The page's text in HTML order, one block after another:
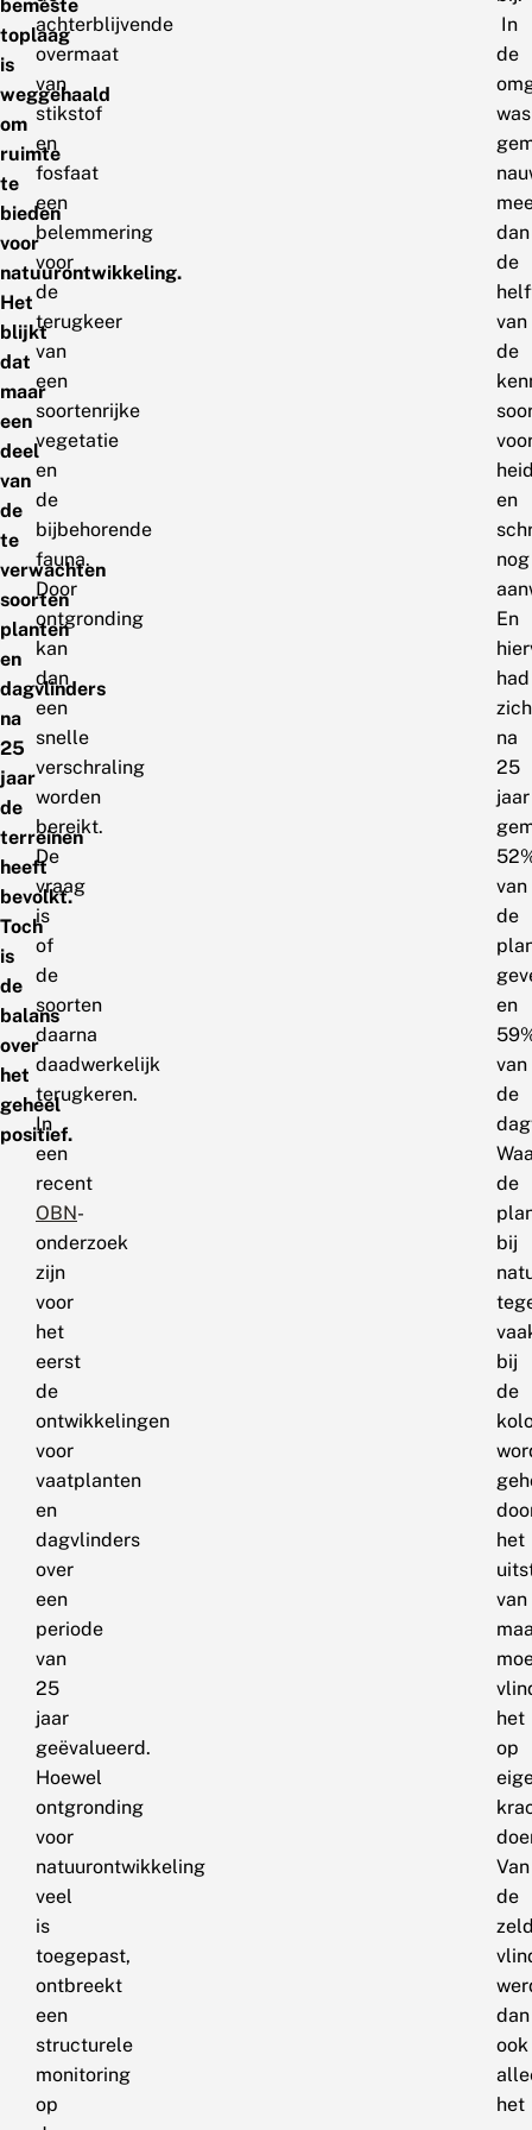
bemeste
toplaag
is
weggehaald
om
ruimte
te
bieden
voor
natuurontwikkeling.
Het
blijkt
dat
maar
een
deel
van
de
te
verwachten
soorten
planten
en
dagvlinders
na
25
jaar
de
terreinen
heeft
bevolkt.
Toch
is
de
balans
over
het
geheel
positief.
achterblijvende
overmaat
van
stikstof
en
fosfaat
een
belemmering
voor
de
terugkeer
van
een
soortenrijke
vegetatie
en
de
bijbehorende
fauna.
Door
ontgronding
kan
dan
een
snelle
verschraling
worden
bereikt.
De
vraag
is
of
de
soorten
daarna
daadwerkelijk
terugkeren.
In
een
recent
OBN-
onderzoek
zijn
voor
het
eerst
de
ontwikkelingen
voor
vaatplanten
en
dagvlinders
over
een
periode
van
25
jaar
geëvalueerd.
Hoewel
ontgronding
voor
natuurontwikkeling
veel
is
toegepast,
ontbreekt
een
structurele
monitoring
op
In
de
was
dan
de
van
de
en
nog
En
had
zich
na
25
jaar
van
de
en
van
de
de
bij
bij
de
het
van
het
op
Van
de
dan
ook
het